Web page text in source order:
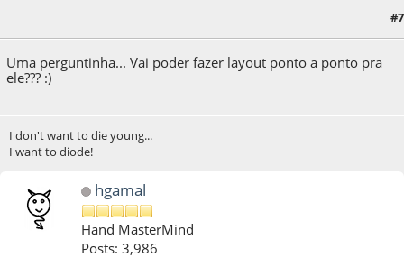
#7
Uma perguntinha... Vai poder fazer layout ponto a ponto pra
ele??? :)
I don't want to die young...
I want to diode!
hgamal
Hand MasterMind
Posts: 3,986